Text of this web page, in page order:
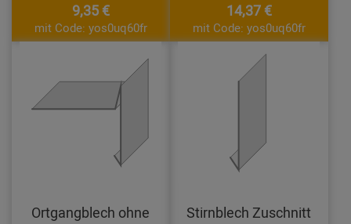
9,35 €
mit Code: yos0uq60fr
14,37 €
mit Code: yos0uq60fr
Ortgangblech ohne
Stirnblech Zuschnitt